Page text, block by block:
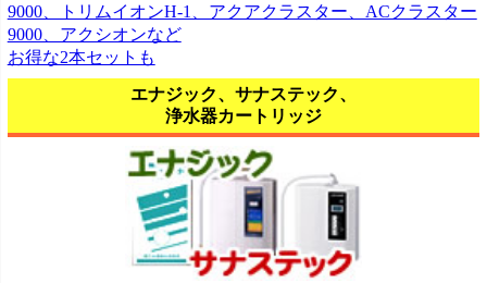
9000、トリムイオンH-1、アクアクラスター、ACクラスター
9000、アクシオンなど
お得な2本セットも
エナジック、サナステック、
浄水器カートリッジ